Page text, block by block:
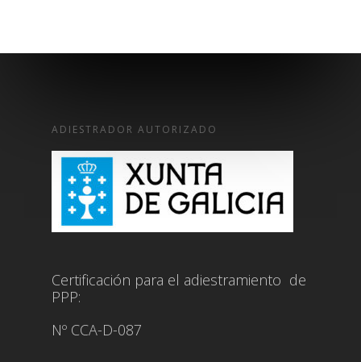
ADIESTRADOR AUTORIZADO
Certificación para el adiestramiento de
PPP:
Nº CCA-D-087